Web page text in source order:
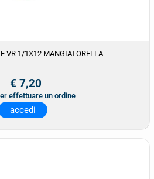
VR 1/1X12 MANGIATORELLA
€ 7,20
effettuare un ordine
accedi